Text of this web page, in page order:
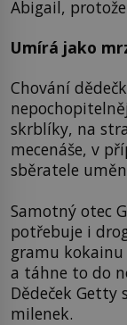
Abigail,
Umírá jako
Chování
skrblíky, na
mecenáše, v
sběratele
Samotný otec
potřebuje i
gramu kokainu
a táhne to do
Dědeček Getty
milenek.